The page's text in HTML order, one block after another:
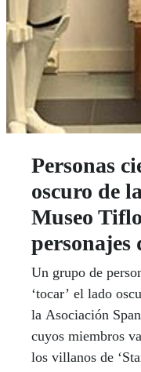
Personas
oscuro de
Museo
personajes
Un grupo de
‘tocar’ el lado
la Asociación
cuyos miembros
los villanos de